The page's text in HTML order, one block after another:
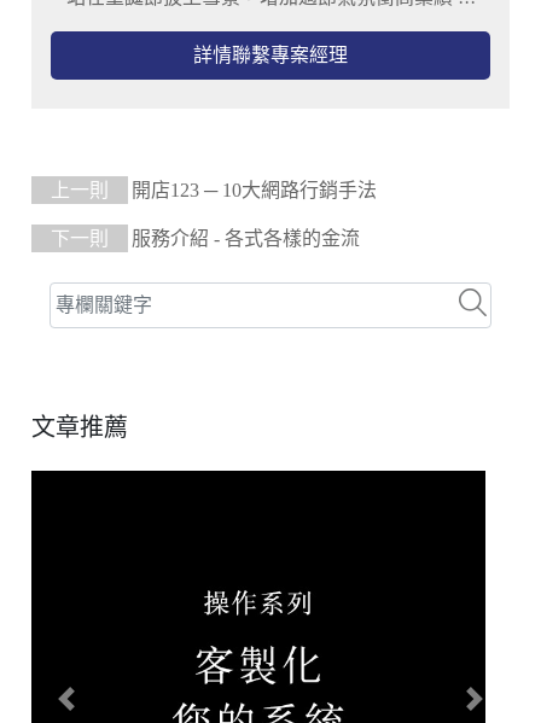
文章推薦
Previous Next
詳情聯繫專案經理
上一則 開店123 ─ 10大網路行銷手法
下一則 服務介紹 - 各式各樣的金流